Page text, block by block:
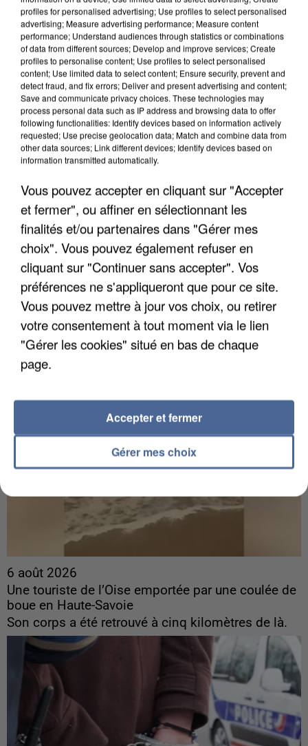
6 août 2026
Gabriel Attal et Raphaël Glucksmann visés par des
ingérences...
Sollicité, Sébastien Lecornu annonce un "travail
commun" avec les partis à la rentrée.
6 août 2026
Une touriste de l’Oise emportée par une coulée de
boue en Haute-Savoie
Son corps a été retrouvé à cinq kilomètres de là.
profiles for personalised advertising; Use profiles to select personalised
advertising; Measure advertising performance; Measure content
performance; Understand audiences through statistics or combinations
of data from different sources; Develop and improve services; Create
profiles to personalise content; Use profiles to select personalised
content; Use limited data to select content; Ensure security, prevent and
detect fraud, and fix errors; Deliver and present advertising and content;
Save and communicate privacy choices. These technologies may
process personal data such as IP address and browsing data to offer
following functionalities: Identify devices based on information actively
requested; Use precise geolocation data; Match and combine data from
other data sources; Link different devices; Identify devices based on
information transmitted automatically.
Vous pouvez accepter en cliquant sur "Accepter
et fermer", ou affiner en sélectionnant les
finalités et/ou partenaires dans "Gérer mes
choix". Vous pouvez également refuser en
cliquant sur "Continuer sans accepter". Vos
préférences ne s'appliqueront que pour ce site.
Vous pouvez mettre à jour vos choix, ou retirer
votre consentement à tout moment via le lien
"Gérer les cookies" situé en bas de chaque
page.
Gérer mes choix
Accepter et fermer